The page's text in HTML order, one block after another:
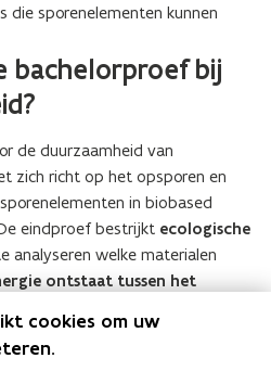
die sporenelementen kunnen
bachelorproef bij
de duurzaamheid van
zich richt op het opsporen en
in biobased
eindproef bestrijkt ecologische
analyseren welke materialen
ontstaat tussen het
verminderd plasticgebruik,
een erkend labo voor
cookies om uw